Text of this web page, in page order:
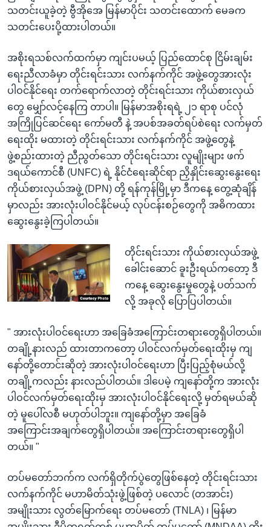
သတင်းယူခဲ့တဲ့ ဗွီအိုအေ မြန်မာပိုင်း သတင်းထောက် မေခက
သတင်းပေးပို့ထားပါတယ်။
အစိုးရသစ်လက်ထက်မှာ ကျင်းပမယ့် ပြည်ထောင်စု ငြိမ်းချမ်း
ရေးညီလာခံမှာ တိုင်းရင်းသား လက်နက်ကိုင် အဖွဲ့တွေအားလုံး
ပါဝင်နိုင်ရေး တက်ရောက်လာတဲ့ တိုင်းရင်းသား ကိုယ်စားလှယ်
တွေ မျှော်လင့်နေကြ တာပါ။ မြန်မာအစိုးရရဲ့ ၂၁ ရာစု ပင်လုံ
အကြိုပြင်ဆင်ရေး ကော်မတီ နဲ့ အပစ်အခတ်ရပ်စဲရေး လက်မှတ်
ရေးထိုး မထားတဲ့ တိုင်းရင်းသား လက်နက်ကိုင် အဖွဲ့တွေနဲ့
ဖွဲ့စည်းထားတဲ့ ညီညွတ်သော တိုင်းရင်းသား လူမျိုးများ ဖက်
ဒရယ်ကောင်စီ (UNFC) ရဲ့ နိုင်ငံရေးဆိုင်ရာ ညှိနှိုင်းဆွေးနွေးရေး
ကိုယ်စားလှယ်အဖွဲ့ (DPN) တို့ ရန်ကုန်မြို့မှာ ဒီကနေ့ တွေ့ဆုံချိန်
မှာလည်း အားလုံးပါဝင်နိုင်မယ့် လုပ်ငန်းစဉ်တွေကို အဓိကထား
ဆွေးနွေးခဲ့ကြပါတယ်။
တိုင်းရင်းသား ကိုယ်စားလှယ်အဖွဲ့
ခေါင်းဆောင် ခူးဦးရယ်ကတော့ ဒီ
ကနေ့ ဆွေးနွေးမှုတွေနဲ့ ပတ်သက်
လို့ အခုလို ပြောပြပါတယ်။
" အားလုံးပါဝင်ရေးဟာ အခြေခံအကြောင်းတရားတွေရှိပါတယ်။
တချို့နားလည် ထားတာကတော့ ပါဝင်လက်မှတ်ရေးထိုးမှ ကျ
နော်တို့တောင်းဆိုတဲ့ အားလုံးပါဝင်ရေးဟာ ပြီးပြည့်စုံမယ်လို့
တချို့ကလည်း နားလည်ပါတယ်။ ဒါပေမဲ့ ကျနော်တို့က အားလုံး
ပါဝင်လက်မှတ်ရေးထိုးမှ အားလုံးပါဝင်နိုင်ရေးလို့ မှတ်ရမယ်ဆို
တဲ့ မူပေါ်လစီ မဟုတ်ပါဘူး။ ကျနော်တို့မှာ အခြေခံ
အကြောင်းအချက်တွေရှိပါတယ်။ အကြောင်းတရားတွေရှိပါ
တယ်။ "
တပ်မတော်ဘက်က လက်ရှိတိုက်ပွဲတွေဖြစ်နေတဲ့ တိုင်းရင်းသား
လက်နက်ကိုင် မဟာမိတ်သုံးဖွဲ့ဖြစ်တဲ့ ပလောင် (တအာင်း)
အမျိုးသား လွတ်မြောက်ရေး တပ်မတော် (TNLA) ၊ မြန်မာ